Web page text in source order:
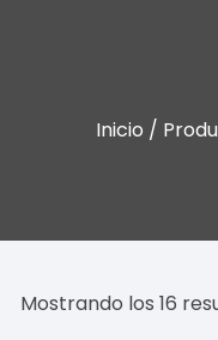
Inicio /
Mostrando los 16